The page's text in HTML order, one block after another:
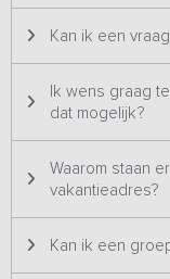
Kan ik een
Ik wens graag
dat mogelijk?
Waarom staan
vakantieadres?
Kan ik een